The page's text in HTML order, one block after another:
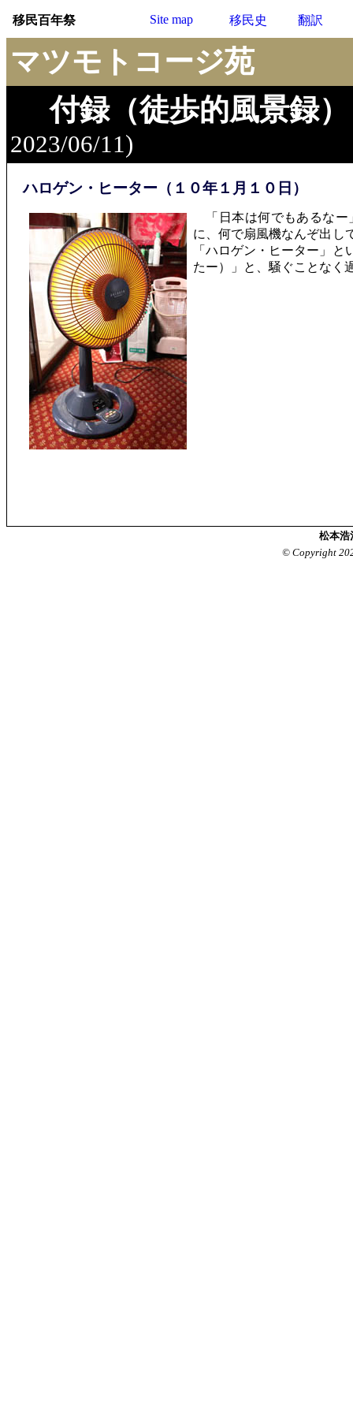
移民百年祭 Site map 移民史 翻訳
マツモトコージ苑
付録（徒歩的風景録）
2023/06/11)
ハロゲン・ヒーター（１０年１月１０日）
「日本は何でもあるなー
に、何で扇風機なんぞ出し
「ハロゲン・ヒーター」
たー）」と、騒ぐことなく
松本
© Copyright